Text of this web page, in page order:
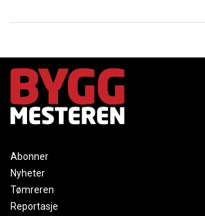
Abonner
Nyheter
Tømreren
Reportasje